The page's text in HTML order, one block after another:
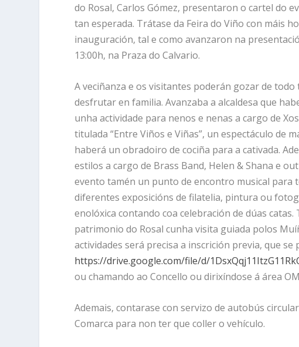
do Rosal, Carlos Gómez, presentaron o cartel do
tan esperada. Trátase da Feira do Viño con máis
inauguración, tal e como avanzaron na
13:00h, na Praza do Calvario.
A veciñanza e os visitantes poderán gozar de
desfrutar en familia. Avanzaba a alcaldesa que
unha actividade para nenos e nenas a cargo de
titulada “Entre Viños e Viñas”, un espectáculo de
haberá un obradoiro de cociña para a cativada.
estilos a cargo de Brass Band, Helen & Shana e
evento tamén un punto de encontro musical para
diferentes exposicións de filatelia, pintura ou
enolóxica contando coa celebración de dúas
patrimonio do Rosal cunha visita guiada polos
actividades será precisa a inscrición previa, que
https://drive.google.com/file/d/
ou chamando ao Concello ou dirixíndose á área
Ademais, contarase con servizo de autobús
Comarca para non ter que coller o vehículo.